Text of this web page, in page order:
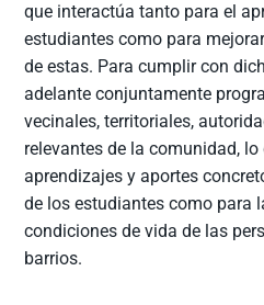
que interactúa tanto para el
estudiantes como para
de estas. Para cumplir con
adelante conjuntamente
vecinales, territoriales,
relevantes de la comunidad, lo
aprendizajes y aportes
de los estudiantes como para
condiciones de vida de las
barrios.